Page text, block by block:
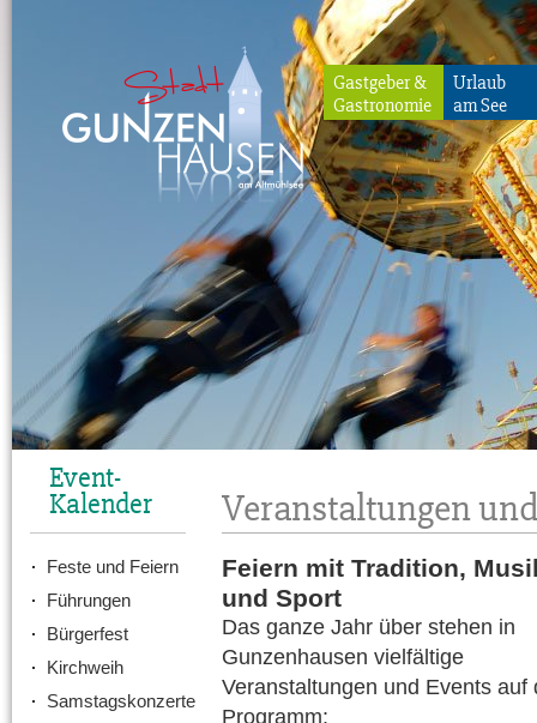
Gunzenhausen
Gastgeber &
Gastronomie
Urlaub
am See
Veranstaltungen
Feiern mit Tradition,
und Sport
Das ganze Jahr über stehen in
Gunzenhausen vielfältige
Veranstaltungen und Events auf
Programm:
Event-
Kalender
Feste und Feiern
Führungen
Bürgerfest
Kirchweih
Samstagskonzerte